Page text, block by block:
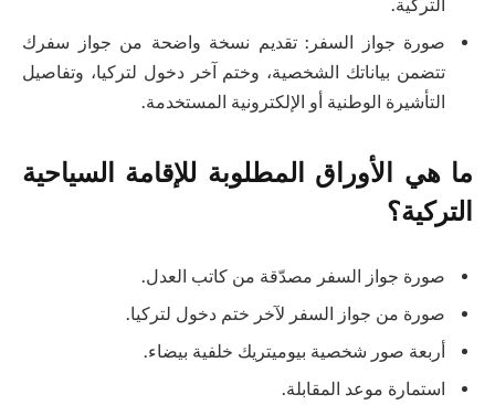
التركية.
صورة جواز السفر: تقديم نسخة واضحة من جواز سفرك
تتضمن بياناتك الشخصية، وختم آخر دخول لتركيا، وتفاصيل
التأشيرة الوطنية أو الإلكترونية المستخدمة.
ما هي الأوراق المطلوبة للإقامة السياحية
التركية؟
صورة جواز السفر مصدّقة من كاتب العدل.
صورة من جواز السفر لآخر ختم دخول لتركيا.
أربعة صور شخصية بيوميتريك خلفية بيضاء.
استمارة موعد المقابلة.